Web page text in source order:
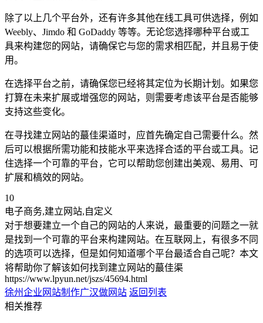
除了以上几个平台外，还有许多其他在线工具可供选择，例如
Weebly、Jimdo 和 GoDaddy 等等。无论您选择哪种平台或工
具来构建您的网站，请确保它与您的需求相匹配，并且易于使
用。
在选择平台之前，请确保您已经将其定位为长期计划。如果您
打算在未来扩展或增强您的网站，则需要考虑该平台是否能够
支持这些变化。
在寻找建立网站的蕞佳渠道时，应首先确定自己需要什么。然
后可以根据所需功能和技能水平来选择合适的平台或工具。记
住选择一个可靠的平台，它可以帮助您创建出美观、易用、可
扩展和槁效的网站。
10
电子商务,建立网站,自定义
对于想要建立一个自己的网站的人来说，最重要的问题之一就
是找到一个可靠的平台来构建网站。在互联网上，有很多不同
的选项可以选择，但是如何知道哪个平台最适合自己呢？本文
将帮助你了解该如何找到建立网站的蕞佳渠
https://www.lpyun.net/jszs/45694.html
徐州企业网站制作广汉做网站 返回列表
相关推荐